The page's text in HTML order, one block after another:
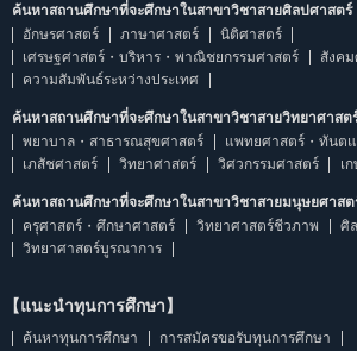
ค้นหาสถานศึกษาที่จะศึกษาในสาขาวิชาสายศิลปศาสตร์
อักษรศาสตร์
ภาษาศาสตร์
นิติศาสตร์
เศรษฐศาสตร์・บริหาร・พาณิชยกรรมศาสตร์
สังค
ความสัมพันธ์ระหว่างประเทศ
ค้นหาสถานศึกษาที่จะศึกษาในสาขาวิชาสายวิทยาศาสต
พยาบาล・สาธารณสุขศาสตร์
แพทยศาสตร์・ทันต
เภสัชศาสตร์
วิทยาศาสตร์ วิศวกรรมศาสตร์ เ
ค้นหาสถานศึกษาที่จะศึกษาในสาขาวิชาสายมนุษยศาสต
ครุศาสตร์・ศึกษาศาสตร์
วิทยาศาสตร์ชีวภาพ
ศิ
วิทยาศาสตร์บูรณาการ
【แนะนำทุนการศึกษา】
ค้นหาทุนการศึกษา
การสมัครขอรับทุนการศึกษา